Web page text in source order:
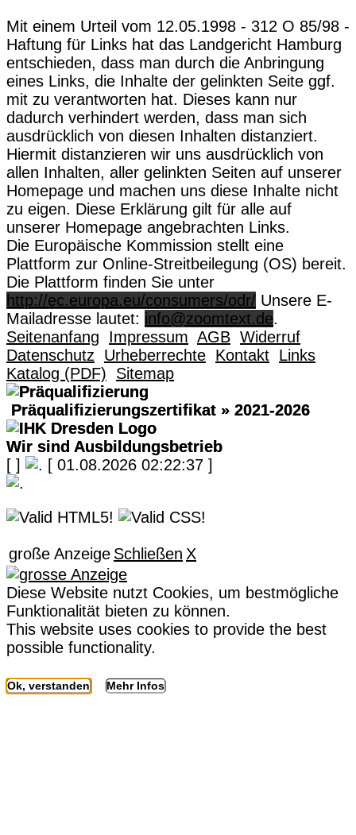
Mit einem Urteil vom 12.05.1998 - 312 O 85/98 -
Haftung für Links hat das Landgericht Hamburg
entschieden, dass man durch die Anbringung
eines Links, die Inhalte der gelinkten Seite ggf.
mit zu verantworten hat. Dieses kann nur
dadurch verhindert werden, dass man sich
ausdrücklich von diesen Inhalten distanziert.
Hiermit distanzieren wir uns ausdrücklich von
allen Inhalten, aller gelinkten Seiten auf unserer
Homepage und machen uns diese Inhalte nicht
zu eigen. Diese Erklärung gilt für alle auf
unserer Homepage angebrachten Links.
Die Europäische Kommission stellt eine
Plattform zur Online-Streitbeilegung (OS) bereit.
Die Plattform finden Sie unter
http://ec.europa.eu/consumers/odr/ Unsere E-
Mailadresse lautet: info@zoomtext.de.
Seitenanfang
Impressum AGB Widerruf
Datenschutz
Urheberrechte Kontakt Links
Katalog (PDF)
Sitemap
Präqualifizierungszertifikat » 2021-2026
Wir sind Ausbildungsbetrieb
[ ] [ 01.08.2026 02:22:37 ]
große Anzeige Schließen X
Diese Website nutzt Cookies, um bestmögliche
Funktionalität bieten zu können.
This website uses cookies to provide the best
possible functionality.
Ok, verstanden Mehr Infos